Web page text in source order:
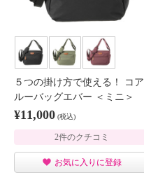
５つの掛け方で使える！ コア
ルーバッグエバー ＜ミニ＞
¥11,000 (税込)
2件のクチコミ
お気に入りに登録